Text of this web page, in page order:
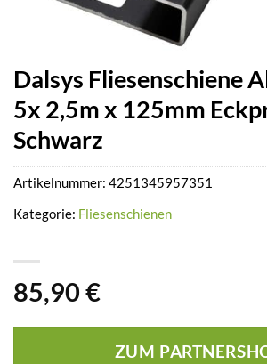
Dalsys Fliesenschiene
5x 2,5m x 125mm
Schwarz
85,90 €
ZUM
Artikelnummer: 4251345957351
Kategorie: Fliesenschienen